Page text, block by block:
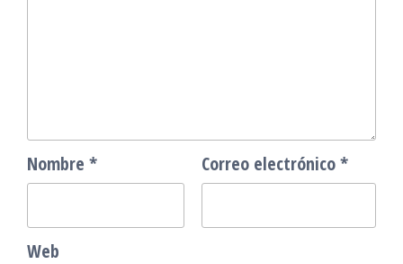
Nombre * Correo electrónico*
Web